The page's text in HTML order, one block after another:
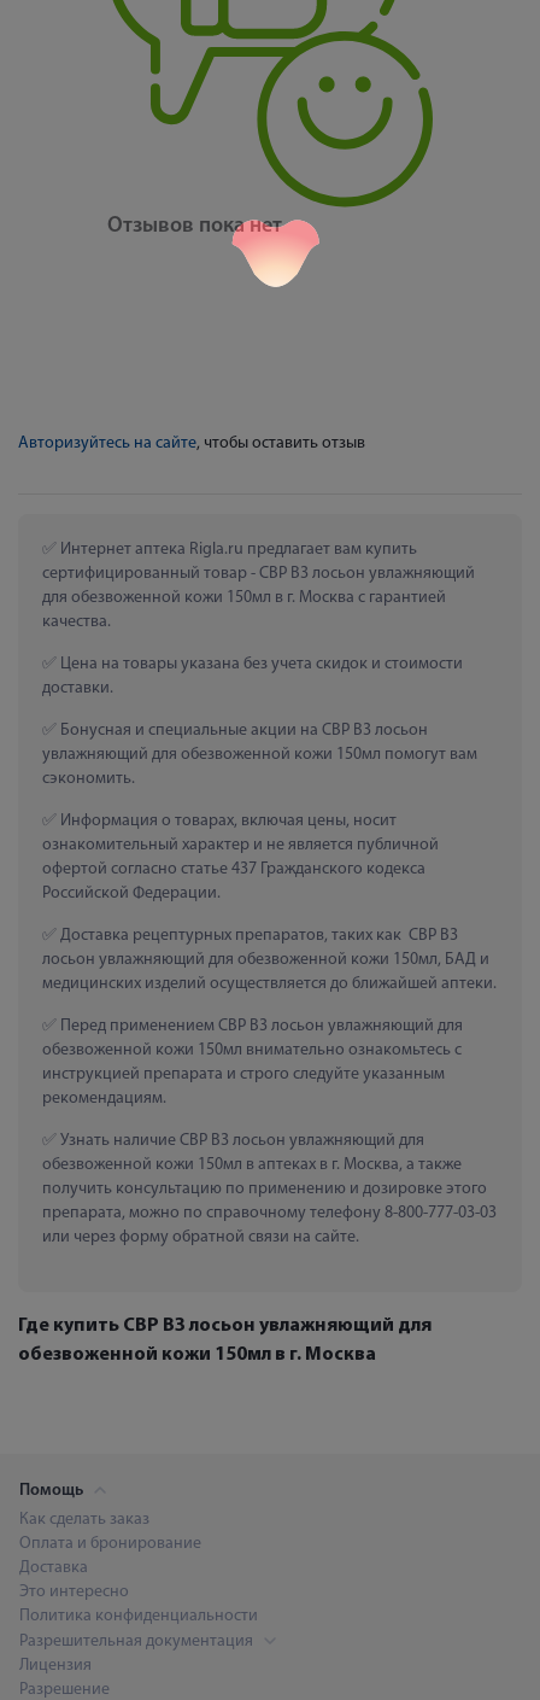
Отзывов пока нет
Авторизуйтесь на сайте, чтобы оставить отзыв
Интернет аптека Rigla.ru предлагает вам купить
сертифицированный товар - СВР В3 лосьон увлажняющий
для обезвоженной кожи 150мл в г. Москва с гарантией
качества.
Цена на товары указана без учета скидок и стоимости
доставки.
Бонусная и специальные акции на СВР В3 лосьон
увлажняющий для обезвоженной кожи 150мл помогут вам
сэкономить.
Информация о товарах, включая цены, носит
ознакомительный характер и не является публичной
офертой согласно статье 437 Гражданского кодекса
Российской Федерации.
Доставка рецептурных препаратов, таких как  СВР В3
лосьон увлажняющий для обезвоженной кожи 150мл, БАД и
медицинских изделий осуществляется до ближайшей аптеки.
Перед применением СВР В3 лосьон увлажняющий для
обезвоженной кожи 150мл внимательно ознакомьтесь с
инструкцией препарата и строго следуйте указанным
рекомендациям.
Узнать наличие СВР В3 лосьон увлажняющий для
обезвоженной кожи 150мл в аптеках в г. Москва, а также
получить консультацию по применению и дозировке этого
препарата, можно по справочному телефону 8-800-777-03-03
или через форму обратной связи на сайте.
Где купить СВР В3 лосьон увлажняющий для
обезвоженной кожи 150мл в г. Москва
Помощь
Как сделать заказ
Оплата и бронирование
Доставка
Это интересно
Политика конфиденциальности
Разрешительная документация
Лицензия
Разрешение